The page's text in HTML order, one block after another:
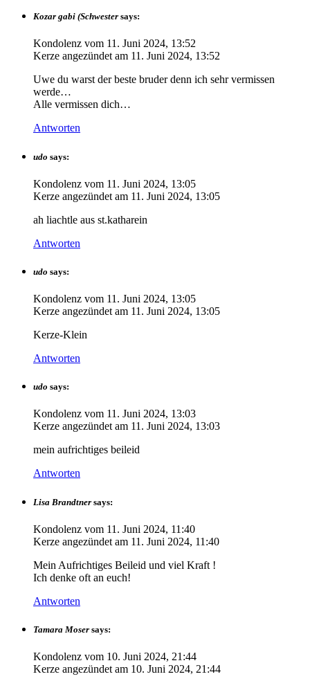
Kozar gabi (Schwester says:
Kondolenz vom 11. Juni 2024, 13:52
Kerze angezündet am 11. Juni 2024, 13:52
Uwe du warst der beste bruder denn ich sehr vermissen
werde…
Alle vermissen dich…
Antworten
udo says:
Kondolenz vom 11. Juni 2024, 13:05
Kerze angezündet am 11. Juni 2024, 13:05
ah liachtle aus st.katharein
Antworten
udo says:
Kondolenz vom 11. Juni 2024, 13:05
Kerze angezündet am 11. Juni 2024, 13:05
Kerze-Klein
Antworten
udo says:
Kondolenz vom 11. Juni 2024, 13:03
Kerze angezündet am 11. Juni 2024, 13:03
mein aufrichtiges beileid
Antworten
Lisa Brandtner says:
Kondolenz vom 11. Juni 2024, 11:40
Kerze angezündet am 11. Juni 2024, 11:40
Mein Aufrichtiges Beileid und viel Kraft !
Ich denke oft an euch!
Antworten
Tamara Moser says:
Kondolenz vom 10. Juni 2024, 21:44
Kerze angezündet am 10. Juni 2024, 21:44